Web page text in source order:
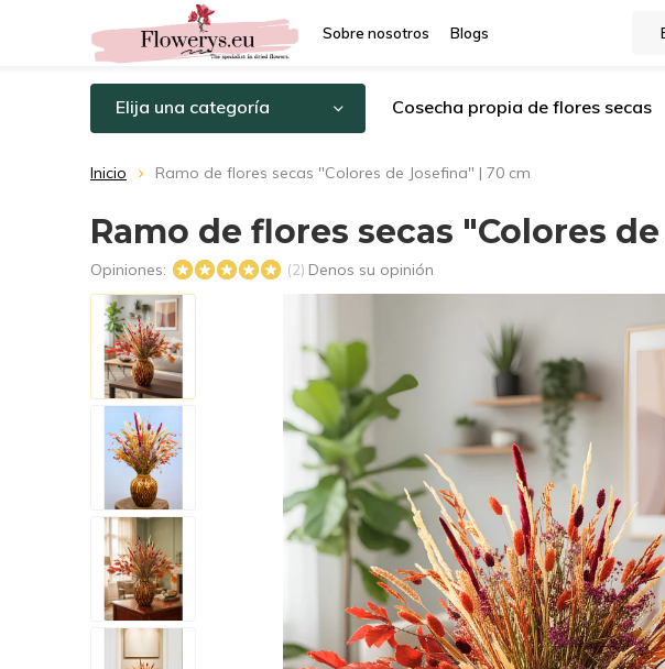
Sobre nosotros Blogs
Elija una categoría Cosecha propia de flores secas
Inicio Ramo de flores secas "Colores de Josefina" | 70 cm
Ramo de flores secas "Colores
Opiniones: (2) Denos su opinión